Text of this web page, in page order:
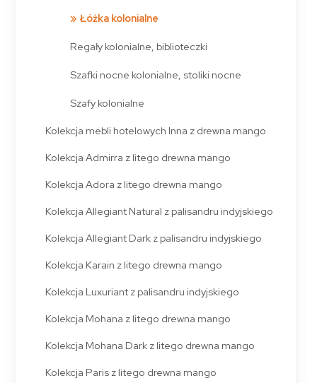
Łóżka kolonialne
Regały kolonialne, biblioteczki
Szafki nocne kolonialne, stoliki nocne
Szafy kolonialne
Kolekcja mebli hotelowych Inna z drewna mango
Kolekcja Admirra z litego drewna mango
Kolekcja Adora z litego drewna mango
Kolekcja Allegiant Natural z palisandru indyjskiego
Kolekcja Allegiant Dark z palisandru indyjskiego
Kolekcja Karain z litego drewna mango
Kolekcja Luxuriant z palisandru indyjskiego
Kolekcja Mohana z litego drewna mango
Kolekcja Mohana Dark z litego drewna mango
Kolekcja Paris z litego drewna mango